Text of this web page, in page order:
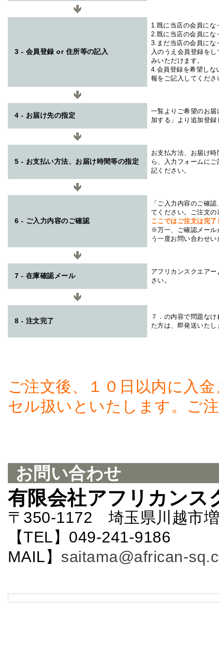
3 - 会員登録 or 住所等の記入
1.既に当店の会員にな
2.既に当店の会員にな
3.まだ当店の会員にな
入のうえ会員登録を
みいただけます。
4.会員登録を希望しな
報をご記入してくださ
4 - お届け先の指定
一覧よりご希望のお
加する」より追加登
5 - お支払い方法、お届け時間等の指定
お支払方法、お届け
ら、入力フォームに
記ください。
6 - ご入力内容のご確認
「ご入力内容のご確
てください。ご注文
ここではご注文は完
※万一、ご確認メール
う一度お問い合わせ
7 - 在庫確認メール
アフリカンスクエアー
さい。
8 - 注文完了
７．の内容で問題な
た方は、即発送いたし
ご注文後、１０日以内に入
セル扱いといたします。ご
お問い合わせ
有限会社アフリカンス
〒350-1172 埼玉県川越市
【TEL】049-241-
MAIL】 saitama@african-